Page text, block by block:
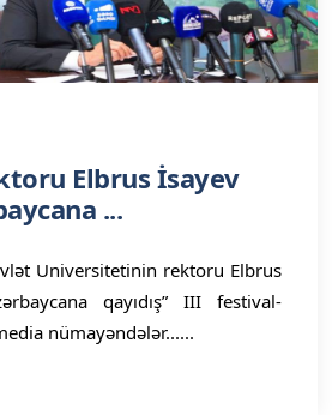
Elbrus İsayev
...
Universitetinin rektoru Elbrus
qayıdış” III festival-
nümayəndələr......